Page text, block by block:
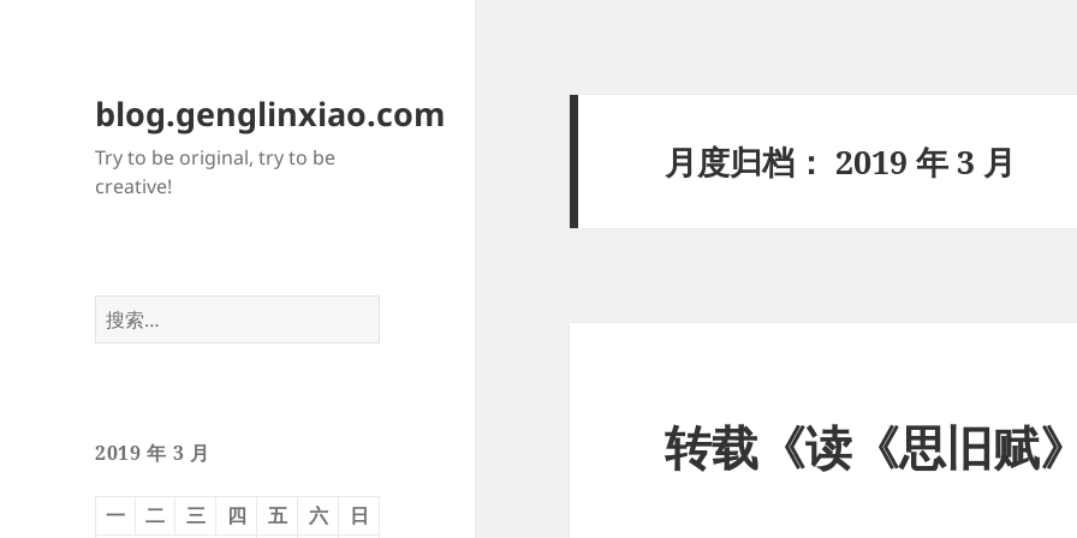
blog.genglinxiao.com
Try to be original, try to be
creative!
搜
索：
2019 年 3 月
一 二 三 四 五 六 日
月度归档： 2019 年 3 月
转载《读《思旧赋